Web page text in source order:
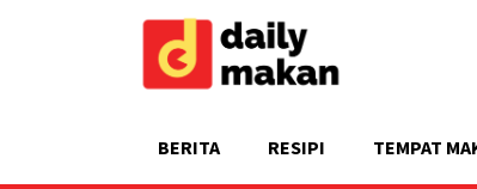
BERITA RESIPI TEMPAT